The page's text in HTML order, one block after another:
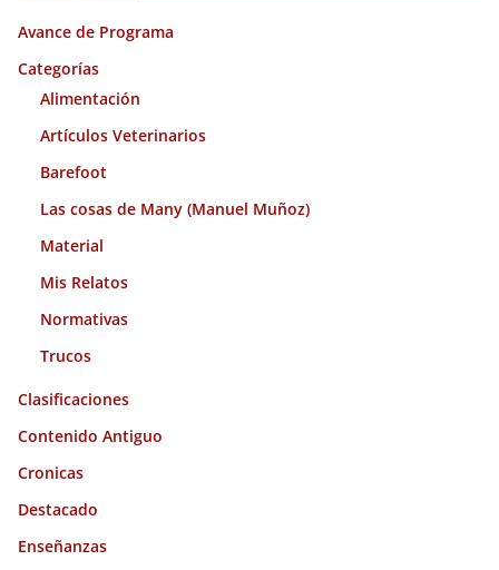
v
o
Avance de Programa
Categorías
Alimentación
Artículos Veterinarios
Barefoot
Las cosas de Many (Manuel Muñoz)
Material
Mis Relatos
Normativas
Trucos
Clasificaciones
Contenido Antiguo
Cronicas
Destacado
Enseñanzas